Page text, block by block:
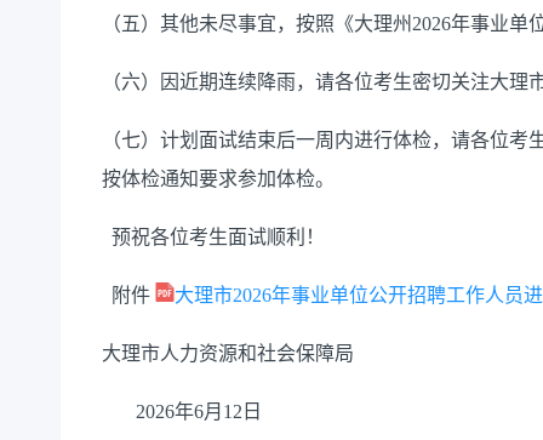
（五）其他未尽事宜，按照《大理州2026年事业
（六）因近期连续降雨，请各位考生密切关注大理
（七）计划面试结束后一周内进行体检，请各位
按体检通知要求参加体检。
预祝各位考生面试顺利！
附件 大理市2026年事业单位公开招聘工作人员
大理市人力资源和社会保障局
2026年6月12日